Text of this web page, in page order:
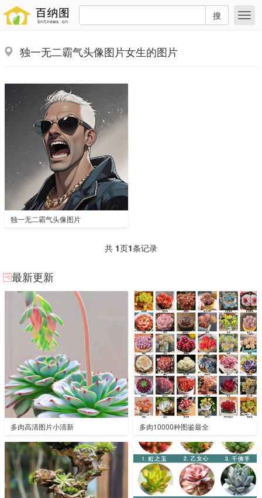
搜
独一无二霸气头像图片女生的图片
独一无二霸气头像图片
共 1页1条记录
最新更新
多肉高清图片小清新 多肉10000种图鉴最全